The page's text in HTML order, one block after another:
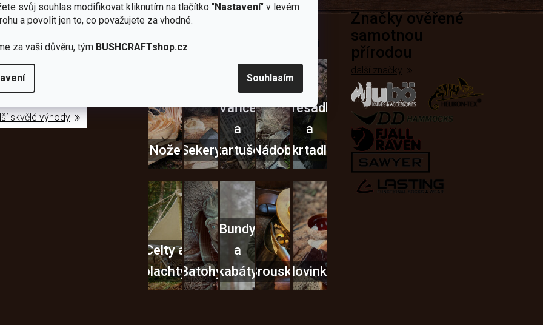
svůj souhlas modifikovat kliknutím na tlačítko "Nastavení" v levém
a povolit jen to, co považujete za vhodné.
za vaši důvěru, tým BUSHCRAFTshop.cz
Souhlasím
Zboží
sami
testujeme
nekoupíte
2
kamenné
prodejny
Vlastní
značka
JuBö
skvělé výhody
Užijte si to v přírodě
Vybavení, na které spoléháte nejčastěji
NožeSekery
Vařiče
a
kartušeNádobí
Křesadla
a
škrtadla
Celty a
plachtyBatohy
Bundy
a
kabátyBrouskyNovinky
Značky ověřené
samotnou
přírodou
další značky